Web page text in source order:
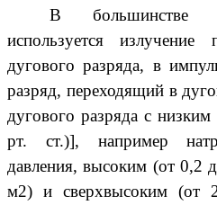
В большинстве
используется излучение
дугового разряда, в
разряд, переходящий в
дугового разряда с
рт. ст.)], например
давления, высоким (от 0,2
м2) и сверхвысоким (от